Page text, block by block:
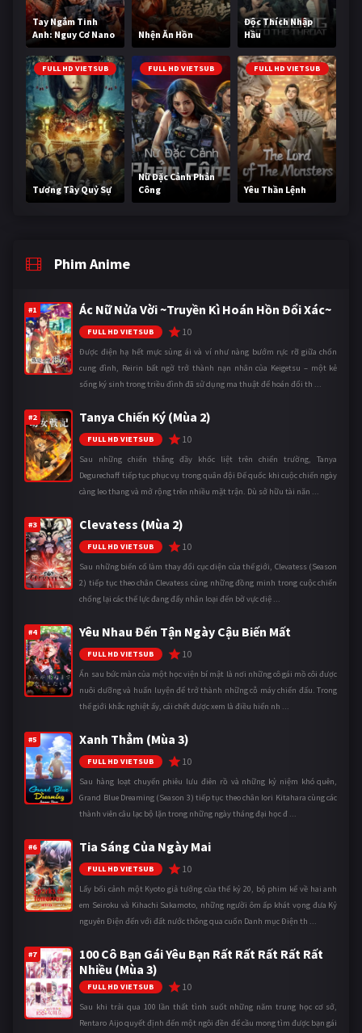
Tay Ngắm Tinh
Anh: Nguy Cơ Nano
Nhện Ăn Hồn
Độc Thích Nhập
Hầu
FULL HD VIETSUB
Tương Tây Quỷ Sự
FULL HD VIETSUB
Nữ Đặc Cảnh Phản
Công
FULL HD VIETSUB
Yêu Thần Lệnh
Phim Anime
#1 Ác Nữ Nửa Vời ~Truyền Kì Hoán Hồn Đổi Xác~
FULL HD VIETSUB 10
Được điện hạ hết mực sủng ái và ví như nàng bướm rực rỡ giữa chốn
cung đình, Reirin bất ngờ trở thành nạn nhân của Keigetsu – một kẻ
sống ký sinh trong triều đình đã sử dụng ma thuật để hoán đổi th ...
#2 Tanya Chiến Ký (Mùa 2)
FULL HD VIETSUB 10
Sau những chiến thắng đầy khốc liệt trên chiến trường, Tanya
Degurechaff tiếp tục phục vụ trong quân đội Đế quốc khi cuộc chiến ngày
càng leo thang và mở rộng trên nhiều mặt trận. Dù sở hữu tài năn ...
#3 Clevatess (Mùa 2)
FULL HD VIETSUB 10
Sau những biến cố làm thay đổi cục diện của thế giới, Clevatess (Season
2) tiếp tục theo chân Clevatess cùng những đồng minh trong cuộc chiến
chống lại các thế lực đang đẩy nhân loại đến bờ vực diệ ...
#4 Yêu Nhau Đến Tận Ngày Cậu Biến Mất
FULL HD VIETSUB 10
Ẩn sau bức màn của một học viện bí mật là nơi những cô gái mồ côi được
nuôi dưỡng và huấn luyện để trở thành những cỗ máy chiến đấu. Trong
thế giới khắc nghiệt ấy, cái chết được xem là điều hiển nh ...
#5 Xanh Thẳm (Mùa 3)
FULL HD VIETSUB 10
Sau hàng loạt chuyến phiêu lưu điên rồ và những kỷ niệm khó quên,
Grand Blue Dreaming (Season 3) tiếp tục theo chân Iori Kitahara cùng các
thành viên câu lạc bộ lặn trong những ngày tháng đại học đ ...
#6 Tia Sáng Của Ngày Mai
FULL HD VIETSUB 10
Lấy bối cảnh một Kyoto giả tưởng của thế kỷ 20, bộ phim kể về hai anh
em Seiroku và Kihachi Sakamoto, những người ôm ấp khát vọng đưa Kỷ
nguyên Điện đến với đất nước thông qua cuốn Danh mục Điện th ...
#7
100 Cô Bạn Gái Yêu Bạn Rất Rất Rất Rất Rất
Nhiều (Mùa 3)
FULL HD VIETSUB 10
Sau khi trải qua 100 lần thất tình suốt những năm trung học cơ sở,
Rentaro Aijo quyết định đến một ngôi đền để cầu mong tìm được bạn gái